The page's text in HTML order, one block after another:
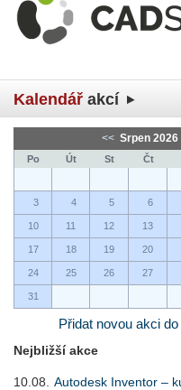
Kalendář akcí
<< Srpen 2026
Po Út St Čt
3 4 5 6
10 11 12 13
17 18 19 20
24 25 26 27
31
Přidat novou akci
Nejbližší akce
10.08.
Autodesk Inventor –